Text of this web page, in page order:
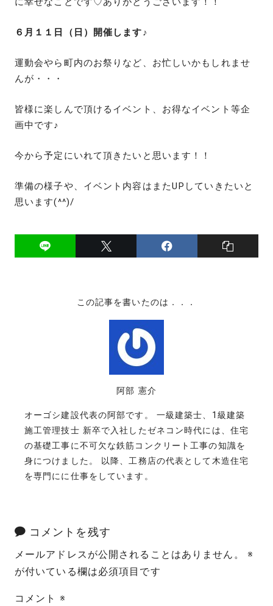
６月１１日（日）開催します♪
運動会やら町内のお祭りなど、お忙しいかもしれませ
んが・・・
皆様に楽しんで頂けるイベント、お得なイベント等企
画中です♪
今から予定にいれて頂きたいと思います！！
準備の様子や、イベント内容はまたUPしていきたいと
思います(^^)/
この記事を書いたのは．．．
阿部 憲介
オーゴシ建設代表の阿部です。 一級建築士、1級建築
施工管理技士 新卒で入社したゼネコン時代には、住宅
の基礎工事に不可欠な鉄筋コンクリート工事の知識を
身につけました。 以降、工務店の代表として木造住宅
を専門にに仕事をしています。
コメントを残す
メールアドレスが公開されることはありません。
※
が付いている欄は必須項目です
コメント ※